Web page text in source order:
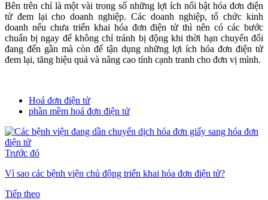
Bên trên chỉ là một vài trong số những lợi ích nổi bật hóa đơn điện
tử đem lại cho doanh nghiệp. Các doanh nghiệp, tổ chức kinh
doanh nếu chưa triển khai hóa đơn điện tử thì nên có các bước
chuẩn bị ngay để không chỉ tránh bị động khi thời hạn chuyển đổi
đang đến gần mà còn để tận dụng những lợi ích hóa đơn điện tử
đem lại, tăng hiệu quả và nâng cao tính cạnh tranh cho đơn vị mình.
Hoá đơn điện tử
phần mềm hoá đơn điện tử
Trước đó
Vì sao các bệnh viện chủ động triển khai hóa đơn điện tử?
Tiếp theo